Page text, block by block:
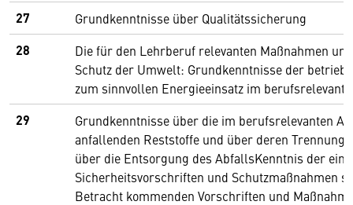
27 Grundkenntnisse über Qualitätssicherung
28
Die für den Lehrberuf relevanten Maßnahmen
Schutz der Umwelt: Grundkenntnisse der
zum sinnvollen Energieeinsatz im
29
Grundkenntnisse über die im berufsrelevanten
anfallenden Reststoffe und über deren
über die Entsorgung des AbfallsKenntnis der
Sicherheitsvorschriften und Schutzmaßnahmen
Betracht kommenden Vorschriften und